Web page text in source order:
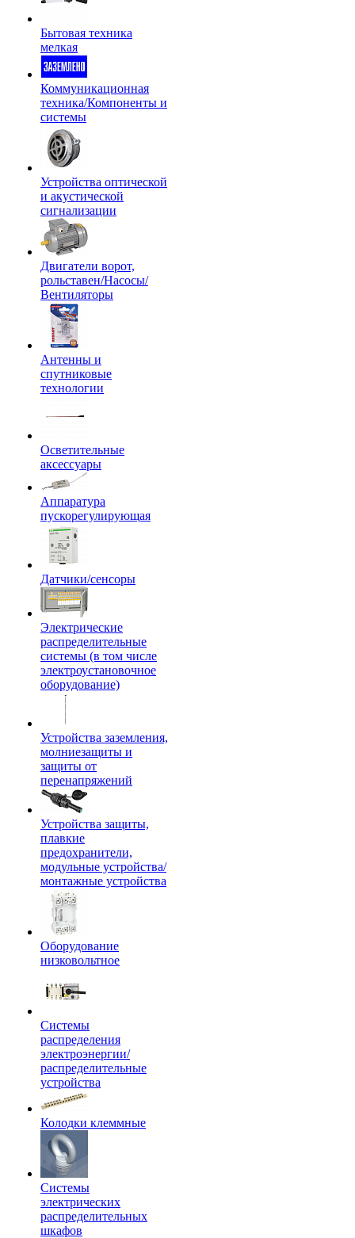
Бытовая техника
мелкая
Коммуникационная
техника/Компоненты и
системы
Устройства оптической
и акустической
сигнализации
Двигатели ворот,
рольставен/Насосы/
Вентиляторы
Антенны и
спутниковые
технологии
Осветительные
аксессуары
Аппаратура
пускорегулирующая
Датчики/сенсоры
Электрические
распределительные
системы (в том числе
электроустановочное
оборудование)
Устройства заземления,
молниезащиты и
защиты от
перенапряжений
Устройства защиты,
плавкие
предохранители,
модульные устройства/
монтажные устройства
Оборудование
низковольтное
Системы
распределения
электроэнергии/
распределительные
устройства
Колодки клеммные
Системы
электрических
распределительных
шкафов